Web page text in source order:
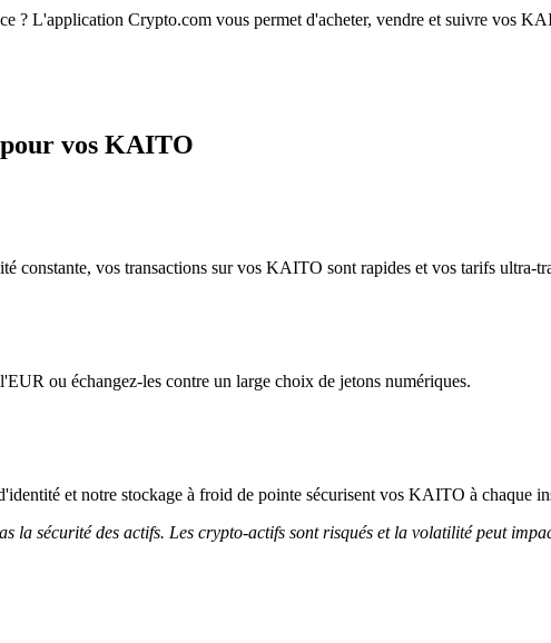
? L'application Crypto.com vous permet d'acheter, vendre et suivre vos
vos KAITO
constante, vos transactions sur vos KAITO sont rapides et vos tarifs ultra-
ou échangez-les contre un large choix de jetons numériques.
et notre stockage à froid de pointe sécurisent vos KAITO à chaque
la sécurité des actifs. Les crypto-actifs sont risqués et la volatilité peut